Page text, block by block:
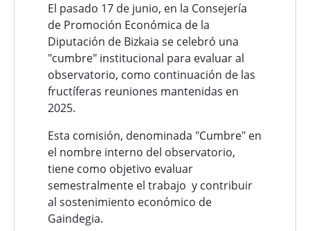
El pasado 17 de junio, en la Consejería
de Promoción Económica de la
Diputación de Bizkaia se celebró una
"cumbre" institucional para evaluar al
observatorio, como continuación de las
fructíferas reuniones mantenidas en
2025.
Esta comisión, denominada "Cumbre" en
el nombre interno del observatorio,
tiene como objetivo evaluar
semestralmente el trabajo y contribuir
al sostenimiento económico de
Gaindegia.